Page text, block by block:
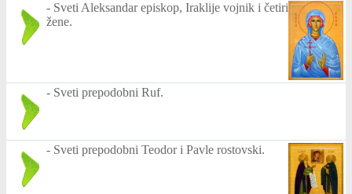
- Sveti Aleksandar episkop, Iraklije vojnik i četiri
žene.
- Sveti prepodobni Ruf.
- Sveti prepodobni Teodor i Pavle rostovski.